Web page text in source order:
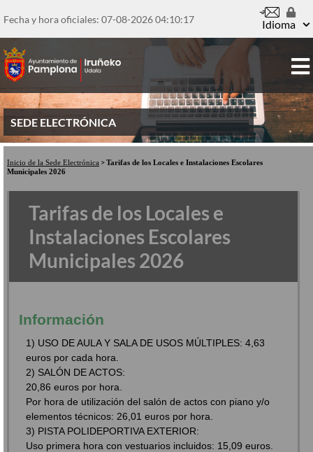
al
principal
Fecha y hora oficiales: 07-08-202604:10:17 Idioma
SEDE ELECTRÓNICA
Inicio de la Sede Electrónica
Tarifas de los Locales e Instalaciones Escolares
Municipales 2026
Tarifas de los Locales e
Instalaciones Escolares
Municipales 2026
Información
1) USO DE AULA Y SALA DE USOS MÚLTIPLES: 4,63
euros por cada hora.
2) SALÓN DE ACTOS:
20,86 euros por hora.
Por hora de utilización del salón de actos con piano y/o
elementos técnicos: 26,01 euros por hora.
3) PISTA POLIDEPORTIVA EXTERIOR:
Uso primera hora con vestuarios incluidos: 15,09 euros.